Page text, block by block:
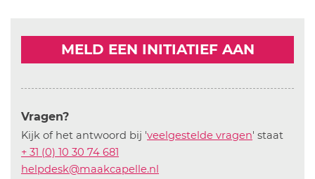
MELD EEN INITIATIEF AAN
Vragen?
Kijk of het antwoord bij 'veelgestelde vragen' staat
+ 31 (0) 10 30 74 681
helpdesk@maakcapelle.nl